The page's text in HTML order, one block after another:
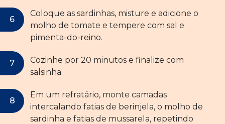
Coloque as sardinhas, misture e adicione o
molho de tomate e tempere com sal e
pimenta-do-reino.
Cozinhe por 20 minutos e finalize com
salsinha.
Em um refratário, monte camadas
intercalando fatias de berinjela, o molho de
sardinha e fatias de mussarela, repetindo